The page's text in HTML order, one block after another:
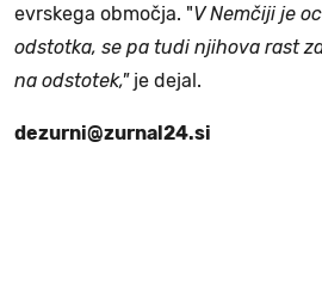
evrskega območja. "V Nemčiji je
odstotka, se pa tudi njihova rast
na odstotek,"je dejal.
dezurni@zurnal24.si